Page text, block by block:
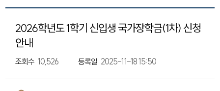
2026학년도 1학기 신입생 국가장학금(1차) 신청
안내
조회수 10,526 등록일 2025-11-18 15:50